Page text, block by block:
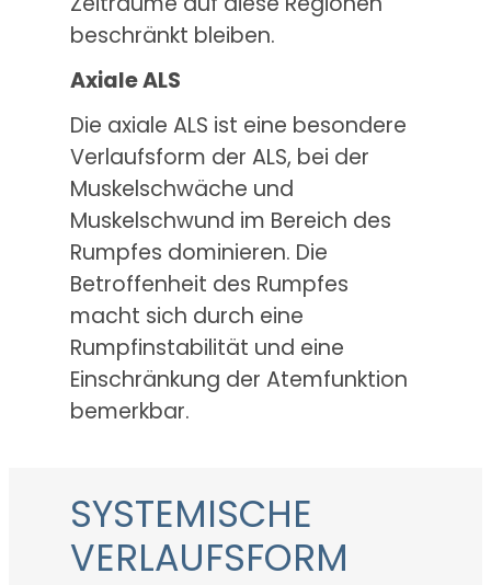
beschränkt bleiben.
Axiale ALS
Die axiale ALS ist eine besondere
Verlaufsform der ALS, bei der
Muskelschwäche und
Muskelschwund im Bereich des
Rumpfes dominieren. Die
Betroffenheit des Rumpfes
macht sich durch eine
Rumpfinstabilität und eine
Einschränkung der Atemfunktion
bemerkbar.
SYSTEMISCHE
VERLAUFSFORM